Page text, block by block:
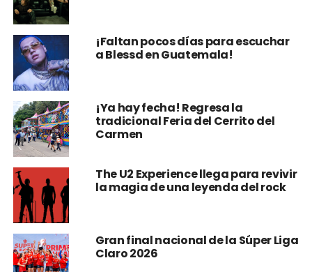
¡Faltan pocos días para escuchar
a Blessd en Guatemala!
¡Ya hay fecha! Regresa la
tradicional Feria del Cerrito del
Carmen
The U2 Experience llega para revivir
la magia de una leyenda del rock
Gran final nacional de la Súper Liga
Claro 2026